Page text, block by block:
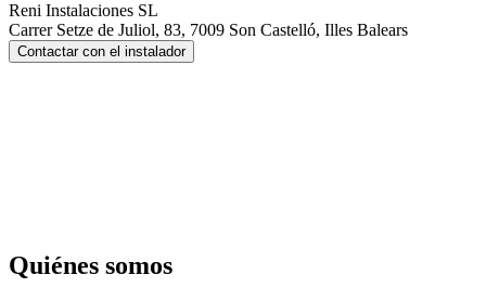
Reni Instalaciones SL
Carrer Setze de Juliol, 83, 7009 Son Castelló, Illes Balears
Contactar con el instalador
Quiénes somos